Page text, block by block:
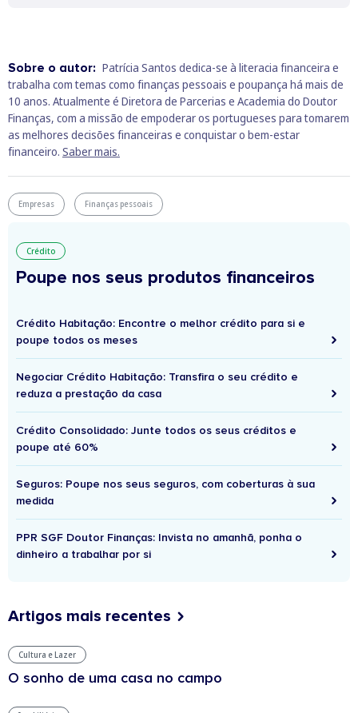
Sobre o autor: Patrícia Santos dedica-se à literacia financeira e
trabalha com temas como finanças pessoais e poupança há mais de
10 anos. Atualmente é Diretora de Parcerias e Academia do Doutor
Finanças, com a missão de empoderar os portugueses para tomarem
as melhores decisões financeiras e conquistar o bem-estar
financeiro. Saber mais.
Empresas Finanças pessoais
Crédito
Poupe nos seus produtos financeiros
Crédito Habitação: Encontre o melhor crédito para si e
poupe todos os meses
Negociar Crédito Habitação: Transfira o seu crédito e
reduza a prestação da casa
Crédito Consolidado: Junte todos os seus créditos e
poupe até 60%
Seguros: Poupe nos seus seguros, com coberturas à sua
medida
PPR SGF Doutor Finanças: Invista no amanhã, ponha o
dinheiro a trabalhar por si
Artigos mais recentes
Cultura e Lazer
O sonho de uma casa no campo